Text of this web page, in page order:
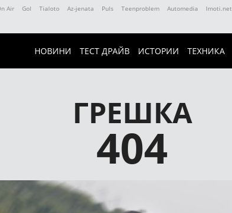
Air Gol Tialoto Az-jenata Puls Teenproblem Automedia Imoti.net
НОВИНИ ТЕСТ ДРАЙВ ИСТОРИИ ТЕХНИКА
ГРЕШКА
404